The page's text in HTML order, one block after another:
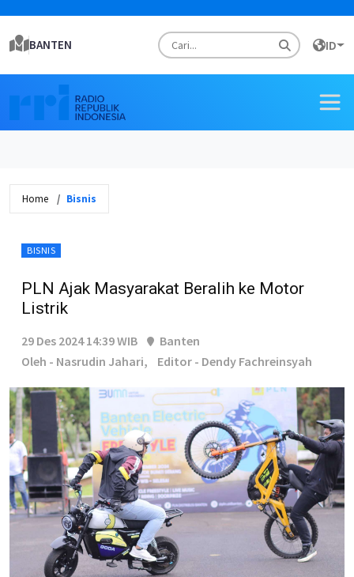
BANTEN ID
Home Bisnis
BISNIS
PLN Ajak Masyarakat Beralih ke Motor
Listrik
29 Des 2024 14:39 WIB
Banten
Oleh - Nasrudin Jahari,
Editor - Dendy Fachreinsyah